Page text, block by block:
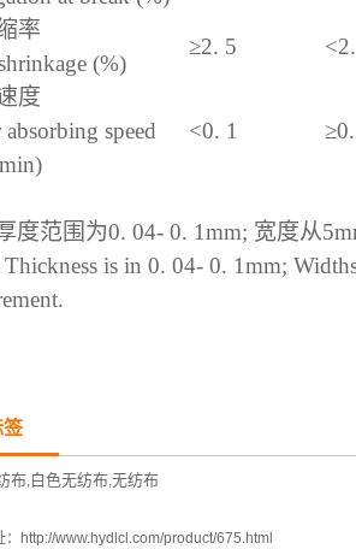
率
(%)
≥2. 5
度
absorbing speed
<0. 1 ≥
度范围为0. 04- 0. 1mm; 宽度从
is in 0. 04- 0. 1mm;
签
布 白色无纺布 无纺布
http://www.hydlcl.com/product/675.html